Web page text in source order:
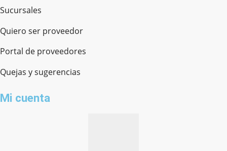
Sucursales
Quiero ser proveedor
Portal de proveedores
Quejas y sugerencias
Mi cuenta